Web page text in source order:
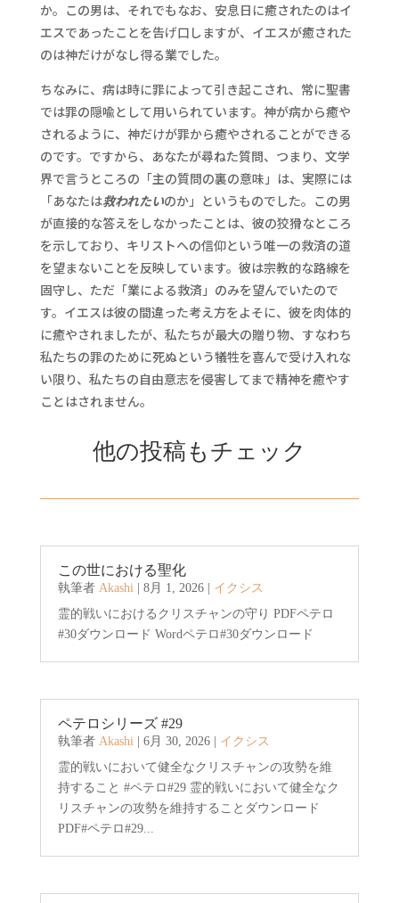
か。この男は、それでもなお、安息日に癒されたのはイ
エスであったことを告げ口しますが、イエスが癒された
のは神だけがなし得る業でした。
ちなみに、病は時に罪によって引き起こされ、常に聖書
では罪の隠喩として用いられています。神が病から癒や
されるように、神だけが罪から癒やされることができる
のです。ですから、あなたが尋ねた質問、つまり、文学
界で言うところの「主の質問の裏の意味」は、実際には
「あなたは救われたいのか」というものでした。この男
が直接的な答えをしなかったことは、彼の狡猾なところ
を示しており、キリストへの信仰という唯一の救済の道
を望まないことを反映しています。彼は宗教的な路線を
固守し、ただ「業による救済」のみを望んでいたので
す。イエスは彼の間違った考え方をよそに、彼を肉体的
に癒やされましたが、私たちが最大の贈り物、すなわち
私たちの罪のために死ぬという犠牲を喜んで受け入れな
い限り、私たちの自由意志を侵害してまで精神を癒やす
ことはされません。
他の投稿もチェック
この世における聖化
執筆者 Akashi| 8月 1, 2026| イクシス
霊的戦いにおけるクリスチャンの守り PDFペテロ
#30ダウンロード Wordペテロ#30ダウンロード
ペテロシリーズ #29
執筆者 Akashi| 6月 30, 2026| イクシス
霊的戦いにおいて健全なクリスチャンの攻勢を維
持すること #ペテロ#29 霊的戦いにおいて健全なク
リスチャンの攻勢を維持することダウンロード
PDF#ペテロ#29...